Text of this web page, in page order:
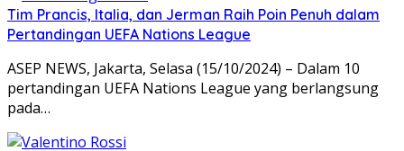
Tim Prancis, Italia, dan Jerman Raih Poin Penuh dalam
Pertandingan UEFA Nations League
ASEP NEWS, Jakarta, Selasa (15/10/2024) – Dalam 10
pertandingan UEFA Nations League yang berlangsung
pada…